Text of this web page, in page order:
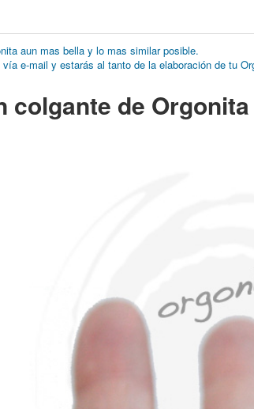
aun mas bella y lo mas similar posible.
e-mail y estarás al tanto de la elaboración de tu
colgante de Orgonita